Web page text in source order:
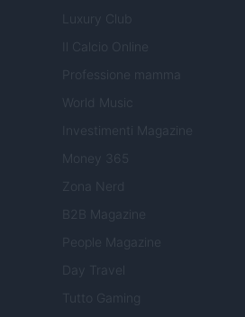
Luxury Club
Il Calcio Online
Professione mamma
World Music
Investimenti Magazine
Money 365
Zona Nerd
B2B Magazine
People Magazine
Day Travel
Tutto Gaming